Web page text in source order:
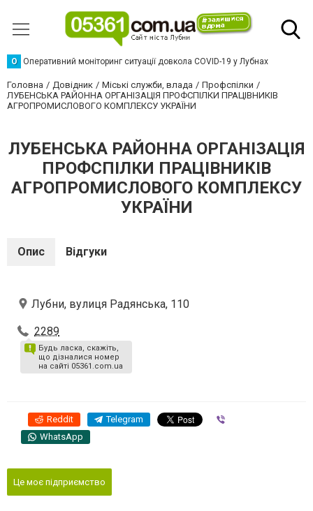
О Оперативний моніторинг ситуації довкола COVID-19 у Лубнах
Головна Довідник Міські служби, влада
Профспілки
ЛУБЕНСЬКА РАЙОННА ОРГАНІЗАЦІЯ ПРОФСПІЛКИ ПРАЦІВНИКІВ
АГРОПРОМИСЛОВОГО КОМПЛЕКСУ УКРАЇНИ
ЛУБЕНСЬКА РАЙОННА ОРГАНІЗАЦІЯ
ПРОФСПІЛКИ ПРАЦІВНИКІВ
АГРОПРОМИСЛОВОГО КОМПЛЕКСУ
УКРАЇНИ
Опис Відгуки
Лубни, вулиця Радянська, 110
2289
Будь ласка, скажіть,
що дізналися номер
на сайті 05361.com.ua
Reddit Telegram
WhatsApp
Це моє підприємство